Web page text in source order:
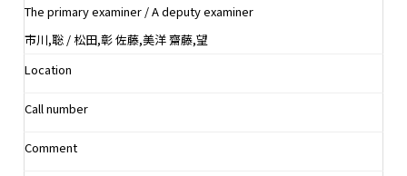
The primary examiner / A deputy examiner
市川,聡 / 松田,彰 佐藤,美洋 齋藤,望
Location
Call number
Comment